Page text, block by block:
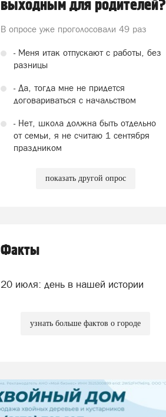
выходным для родителей?
В опросе уже проголосовали 49 раз
- Меня итак отпускают с работы, без
разницы
- Да, тогда мне не придется
договариваться с начальством
- Нет, школа должна быть отдельно
от семьи, я не считаю 1 сентября
праздником
показать другой опрос
Факты
20 июля: день в нашей истории
узнать больше фактов о городе